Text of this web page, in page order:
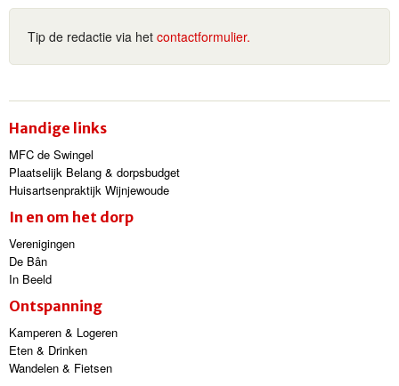
Tip de redactie via het contactformulier.
Handige links
MFC de Swingel
Plaatselijk Belang & dorpsbudget
Huisartsenpraktijk Wijnjewoude
In en om het dorp
Verenigingen
De Bân
In Beeld
Ontspanning
Kamperen & Logeren
Eten & Drinken
Wandelen & Fietsen